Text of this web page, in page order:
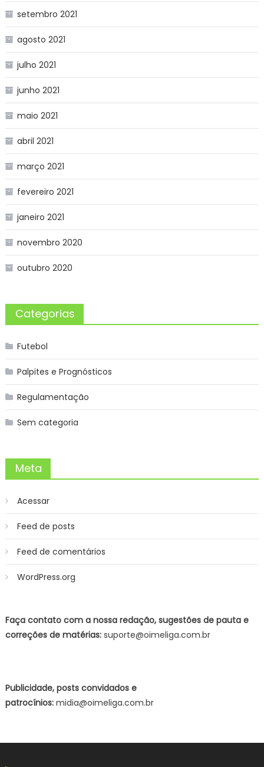
setembro 2021
agosto 2021
julho 2021
junho 2021
maio 2021
abril 2021
março 2021
fevereiro 2021
janeiro 2021
novembro 2020
outubro 2020
Categorias
Futebol
Palpites e Prognósticos
Regulamentação
Sem categoria
Meta
Acessar
Feed de posts
Feed de comentários
WordPress.org
Faça contato com a nossa redação, sugestões de pauta e
correções de matérias:suporte@oimeliga.com.br
Publicidade, posts convidados e
patrocínios:midia@oimeliga.com.br